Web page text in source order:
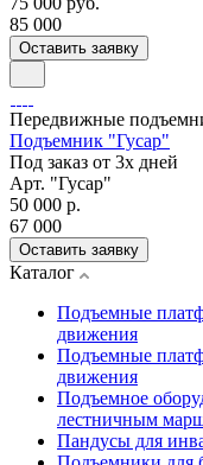
85 000
Оставить заявку
Передвижные
Подъемник "Гусар"
Под заказ от 3х дней
Арт. "Гусар"
50 000 р.
67 000
Оставить заявку
Каталог
Подъемные
движения
Подъемные
движения
Подъемное
лестничным
Пандусы для